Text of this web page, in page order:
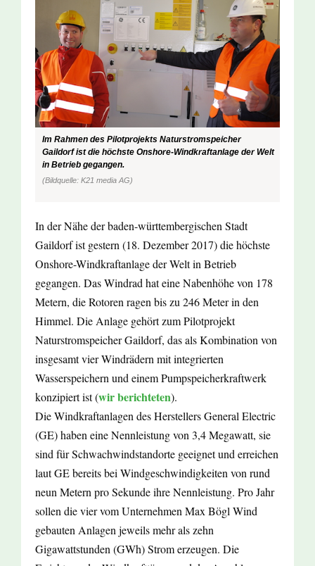
Im Rahmen des Pilotprojekts Naturstromspeicher
Gaildorf ist die höchste Onshore-Windkraftanlage der Welt
in Betrieb gegangen.
(Bildquelle: K21 media AG)
In der Nähe der baden-württembergischen Stadt
Gaildorf ist gestern (18. Dezember 2017) die höchste
Onshore-Windkraftanlage der Welt in Betrieb
gegangen. Das Windrad hat eine Nabenhöhe von 178
Metern, die Rotoren ragen bis zu 246 Meter in den
Himmel. Die Anlage gehört zum Pilotprojekt
Naturstromspeicher Gaildorf, das als Kombination von
insgesamt vier Windrädern mit integrierten
Wasserspeichern und einem Pumpspeicherkraftwerk
konzipiert ist (wir berichteten).
Die Windkraftanlagen des Herstellers General Electric
(GE) haben eine Nennleistung von 3,4 Megawatt, sie
sind für Schwachwindstandorte geeignet und erreichen
laut GE bereits bei Windgeschwindigkeiten von rund
neun Metern pro Sekunde ihre Nennleistung. Pro Jahr
sollen die vier vom Unternehmen Max Bögl Wind
gebauten Anlagen jeweils mehr als zehn
Gigawattstunden (GWh) Strom erzeugen. Die